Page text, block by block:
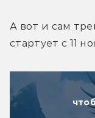
А вот и сам
стартует с 11